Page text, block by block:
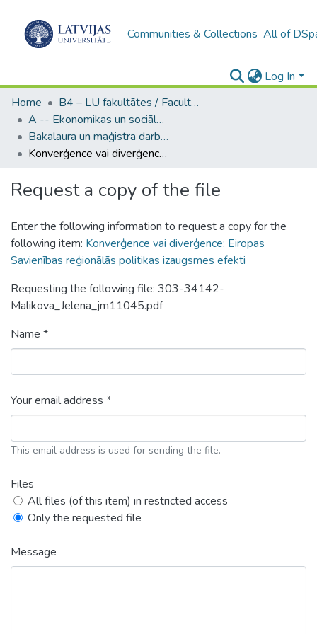
Communities & Collections All of
Log In
Home
B4 – LU fakultātes / Faculties of the UL
A -- Ekonomikas un sociālo zinātņu fakultāte / Faculty of Economics and Social Sciences
Bakalaura un maģistra darbi (ESZF) / Bachelor's and Master's theses
Konverģence vai diverģence: Eiropas Savienības reģionālās politikas izaugsmes efekti
Request a copy of the file
Enter the following information to request a copy for the
following item: Konverģence vai diverģence: Eiropas
Savienības reģionālās politikas izaugsmes efekti
Requesting the following file: 303-34142-
Malikova_Jelena_jm11045.pdf
Name *
Your email address *
This email address is used for sending the file.
Files
All files (of this item) in restricted access
Only the requested file
Message